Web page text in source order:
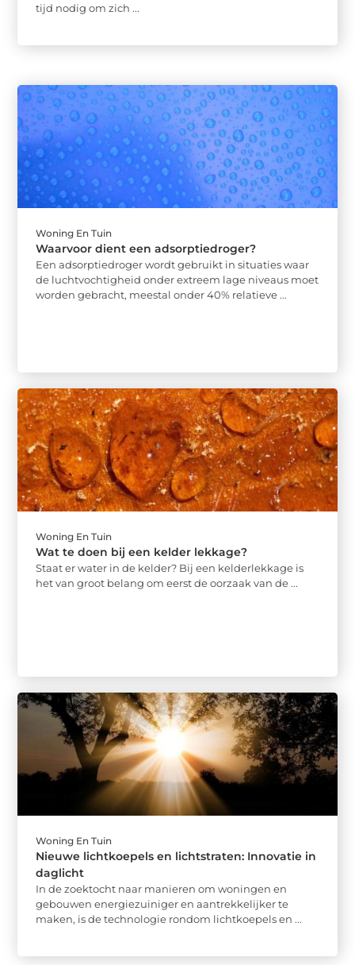
tijd nodig om zich ...
Woning En Tuin
Waarvoor dient een adsorptiedroger?
Een adsorptiedroger wordt gebruikt in situaties waar
de luchtvochtigheid onder extreem lage niveaus moet
worden gebracht, meestal onder 40% relatieve ...
Woning En Tuin
Wat te doen bij een kelder lekkage?
Staat er water in de kelder? Bij een kelderlekkage is
het van groot belang om eerst de oorzaak van de ...
Woning En Tuin
Nieuwe lichtkoepels en lichtstraten: Innovatie in
daglicht
In de zoektocht naar manieren om woningen en
gebouwen energiezuiniger en aantrekkelijker te
maken, is de technologie rondom lichtkoepels en ...